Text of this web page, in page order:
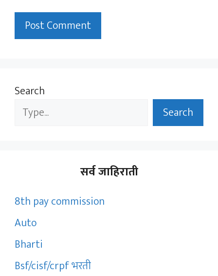
Search
Search
सर्व जाहिराती
8th pay commission
Auto
Bharti
Bsf/cisf/crpf भरती